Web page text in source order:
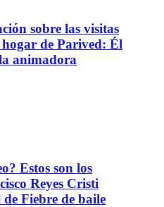
sobre las visitas
de Parived: Él
animadora
Estos son los
Reyes Cristi
Fiebre de baile